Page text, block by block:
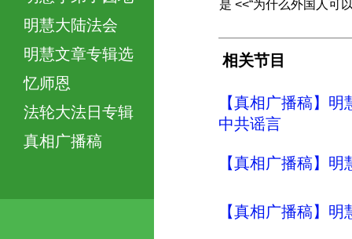
明慧大陆法会
明慧文章专辑选
忆师恩
法轮大法日专辑
真相广播稿
是 <<“为什么外国人可
相关节目
【真相广播稿】
中共谣言
【真相广播稿】
【真相广播稿】